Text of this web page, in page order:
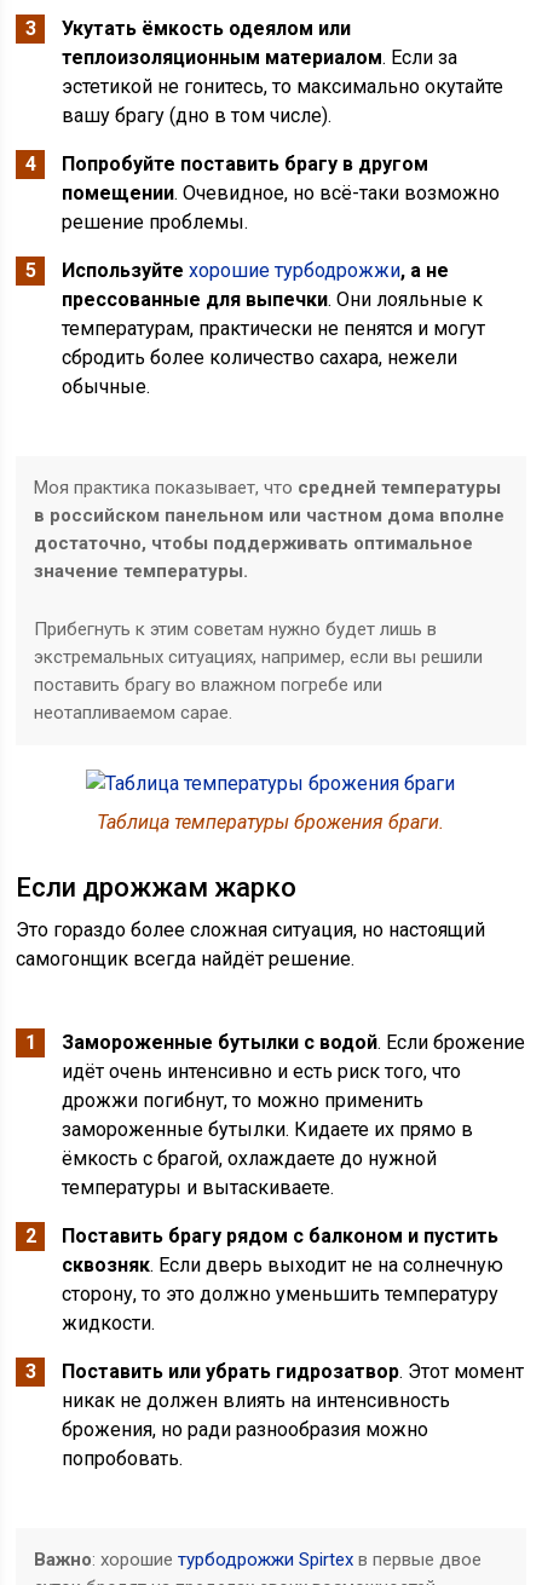
Укутать ёмкость одеялом или
теплоизоляционным материалом. Если за
эстетикой не гонитесь, то максимально окутайте
вашу брагу (дно в том числе).
Попробуйте поставить брагу в другом
помещении. Очевидное, но всё-таки возможно
решение проблемы.
Используйтехорошие турбодрожжи, а не
прессованные для выпечки. Они лояльные к
температурам, практически не пенятся и могут
сбродить более количество сахара, нежели
обычные.
Моя практика показывает, что средней температуры
в российском панельном или частном дома вполне
достаточно, чтобы поддерживать оптимальное
значение температуры.
Прибегнуть к этим советам нужно будет лишь в
экстремальных ситуациях, например, если вы решили
поставить брагу во влажном погребе или
неотапливаемом сарае.
Таблица температуры брожения браги.
Если дрожжам жарко
Это гораздо более сложная ситуация, но настоящий
самогонщик всегда найдёт решение.
Замороженные бутылки с водой. Если брожение
идёт очень интенсивно и есть риск того, что
дрожжи погибнут, то можно применить
замороженные бутылки. Кидаете их прямо в
ёмкость с брагой, охлаждаете до нужной
температуры и вытаскиваете.
Поставить брагу рядом с балконом и пустить
сквозняк. Если дверь выходит не на солнечную
сторону, то это должно уменьшить температуру
жидкости.
Поставить или убрать гидрозатвор. Этот момент
никак не должен влиять на интенсивность
брожения, но ради разнообразия можно
попробовать.
Важно: хорошиетурбодрожжи Spirtex в первые двое